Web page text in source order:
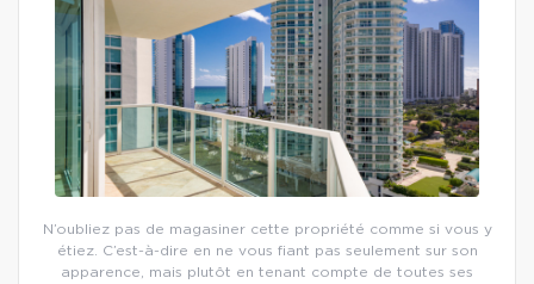
N’oubliez pas de magasiner cette propriété comme si vous y
étiez. C’est-à-dire en ne vous fiant pas seulement sur son
apparence, mais plutôt en tenant compte de toutes ses